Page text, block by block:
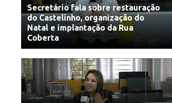
Secretário fala sobre restauração
do Castelinho, organização do
Natal e implantação da Rua
Coberta